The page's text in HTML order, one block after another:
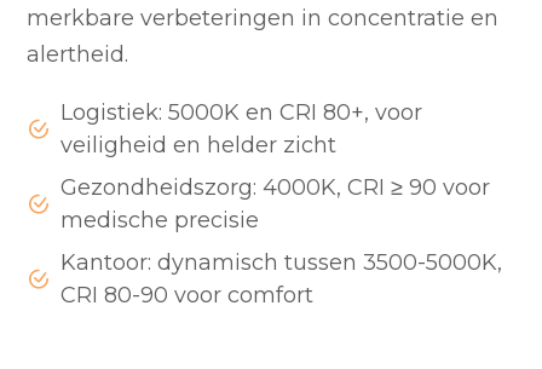
merkbare verbeteringen in concentratie en
alertheid.
Logistiek: 5000K en CRI 80+, voor
veiligheid en helder zicht
Gezondheidszorg: 4000K, CRI ≥ 90 voor
medische precisie
Kantoor: dynamisch tussen 3500-5000K,
CRI 80-90 voor comfort